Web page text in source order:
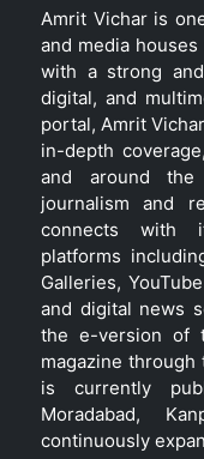
Amrit Vichar is
and media
with a strong
digital, and
portal, Amrit
in-depth
and around the
journalism and
connects with
platforms
Galleries,
and digital news
the e-version of
magazine
is currently
Moradabad,
continuously